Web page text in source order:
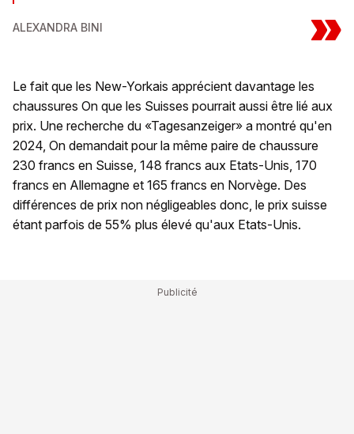
ALEXANDRA BINI »
Le fait que les New-Yorkais apprécient davantage les
chaussures On que les Suisses pourrait aussi être lié aux
prix. Une recherche du «Tagesanzeiger» a montré qu'en
2024, On demandait pour la même paire de chaussure
230 francs en Suisse, 148 francs aux Etats-Unis, 170
francs en Allemagne et 165 francs en Norvège. Des
différences de prix non négligeables donc, le prix suisse
étant parfois de 55% plus élevé qu'aux Etats-Unis.